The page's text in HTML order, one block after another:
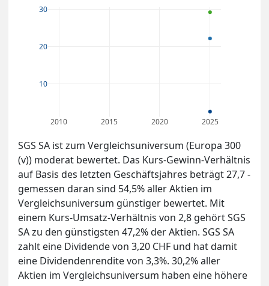
2010 2015 2020 2025
10
20
30
SGS SA ist zum Vergleichsuniversum (Europa 300
(v)) moderat bewertet. Das Kurs-Gewinn-Verhältnis
auf Basis des letzten Geschäftsjahres beträgt 27,7 -
gemessen daran sind 54,5% aller Aktien im
Vergleichsuniversum günstiger bewertet. Mit
einem Kurs-Umsatz-Verhältnis von 2,8 gehört SGS
SA zu den günstigsten 47,2% der Aktien. SGS SA
zahlt eine Dividende von 3,20 CHF und hat damit
eine Dividendenrendite von 3,3%. 30,2% aller
Aktien im Vergleichsuniversum haben eine höhere